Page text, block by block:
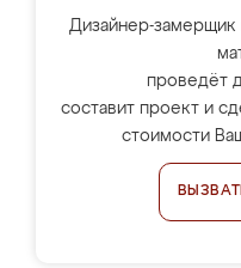
Дизайнер-замерщик
проведёт
составит проект и
стоимости